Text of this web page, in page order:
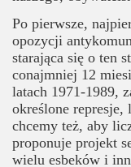
Po pierwsze,
opozycji
starająca się o ten
conajmniej 12
latach 1971-1989,
określone
chcemy też, aby
proponuje projekt
wielu esbeków i